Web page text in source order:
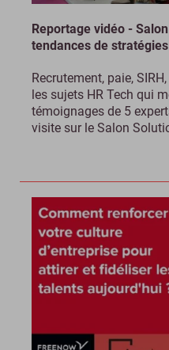
Reportage vidéo -
tendances de
Recrutement, paie,
les sujets HR Tech qui
témoignages de 5
visite sur le Salon